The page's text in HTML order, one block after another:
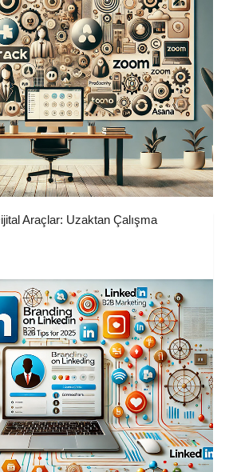
Araçlar: Uzaktan Çalışma